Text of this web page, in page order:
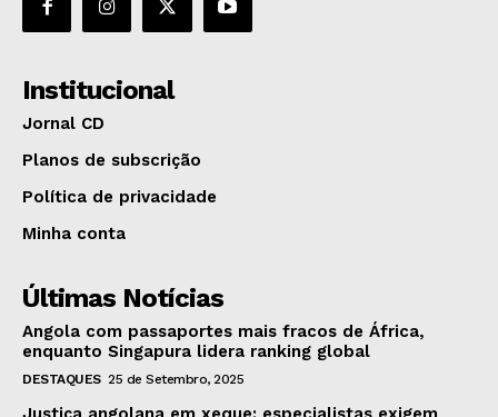
Institucional
Jornal CD
Planos de subscrição
Política de privacidade
Minha conta
Últimas Notícias
Angola com passaportes mais fracos de África,
enquanto Singapura lidera ranking global
DESTAQUES 25 de Setembro, 2025